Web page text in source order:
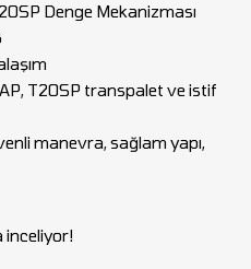
Denge Mekanizması
T20SP transpalet ve istif
manevra, sağlam yapı,
inceliyor!